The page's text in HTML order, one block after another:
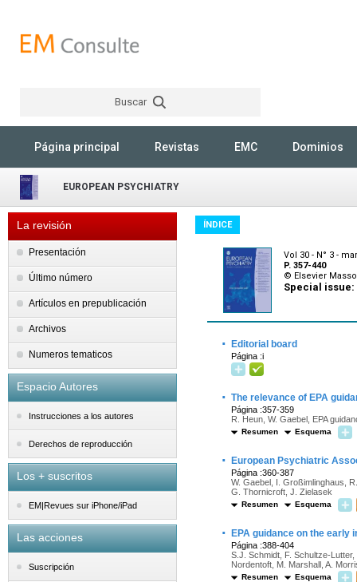
Buscar
Página principal Revistas EMC Dominios
EUROPEAN PSYCHIATRY
La revisión
Presentación
Último número
Artículos en prepublicación
Archivos
Numeros tematicos
Espacio Autores
Instrucciones a los autores
Derechos de reproducción
Los + suscritos
EM|Revues sur iPhone/iPad
Las acciones
Suscripción
ÍNDICE
Vol 30 - N° 3 -
P. 357-440
© Elsevier
Special issue:
· Editorial board
Página :i
· The relevance of EPA
Página :357-359
R. Heun, W. Gaebel, EPA
Resumen Esquema
· European Psychiatric
Página :360-387
W. Gaebel, I. Großimlinghaus,
G. Thornicroft, J. Zielasek
Resumen Esquema
· EPA guidance on the
Página :388-404
S.J. Schmidt, F. Schultze-
Nordentoft, M. Marshall, A.
Resumen Esquema